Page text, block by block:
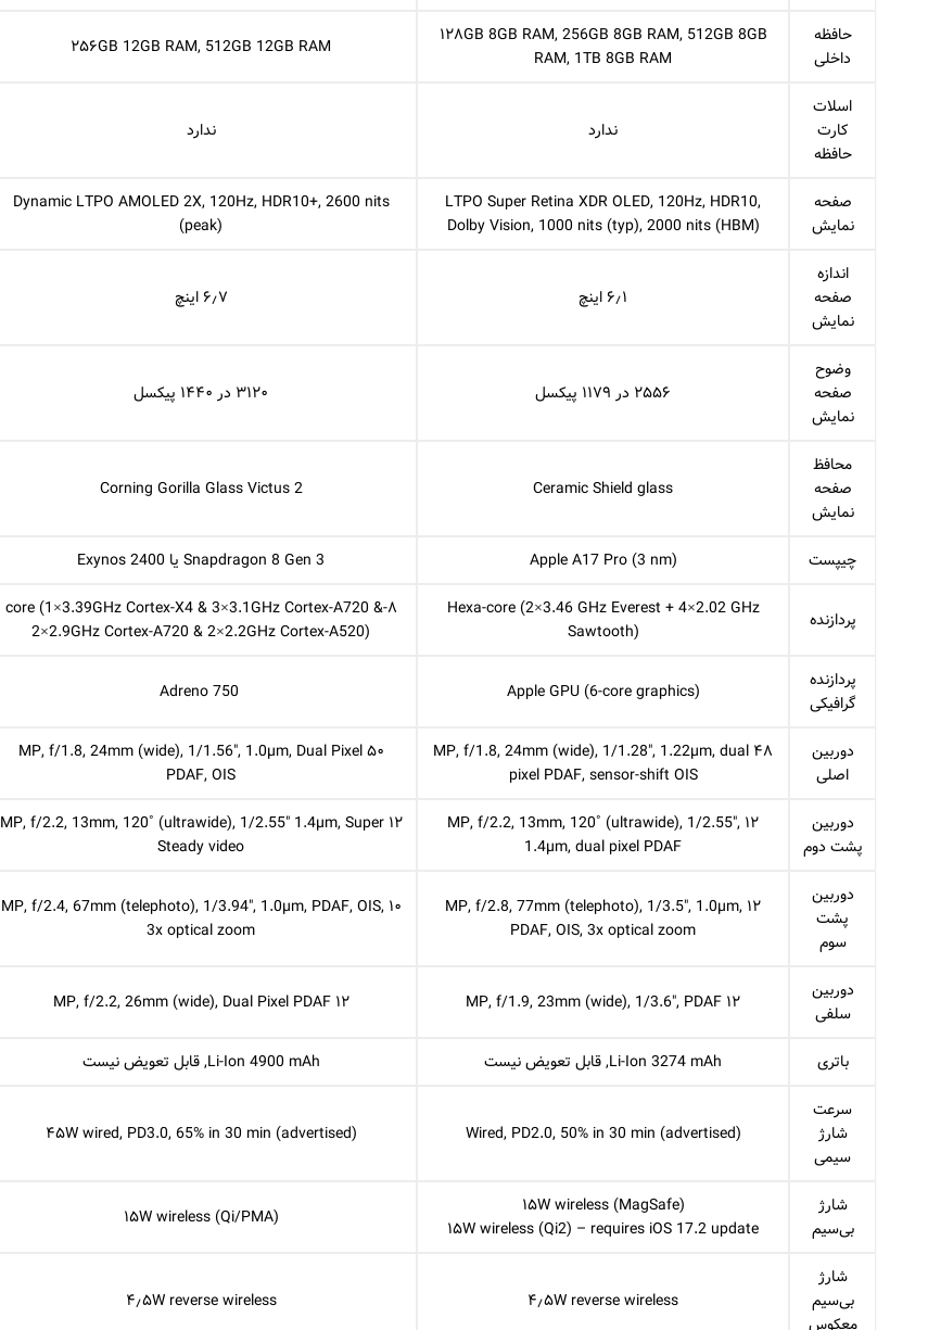
حافظه
داخلی
۱۲۸GB 8GB RAM, 256GB 8GB RAM, 512GB 8GB
RAM, 1TB 8GB RAM
۲۵۶GB 12GB RAM, 512GB 12GB RAM
اسلات
کارت
حافظه
ندارد ندارد
صفحه
نمایش
LTPO Super Retina XDR OLED, 120Hz, HDR10,
Dolby Vision, 1000 nits (typ), 2000 nits (HBM)
Dynamic LTPO AMOLED 2X, 120Hz, HDR10+, 2600 nits
(peak)
اندازه
صفحه
نمایش
۶٫۱ اینچ ۶٫۷ اینچ
وضوح
صفحه
نمایش
۲۵۵۶ در ۱۱۷۹ پیکسل ۳۱۲۰ در ۱۴۴۰ پیکسل
محافظ
صفحه
نمایش
Ceramic Shield glass
Corning Gorilla Glass Victus 2
چیپست Apple A17 Pro (3 nm) Snapdragon 8 Gen 3 یا Exynos 2400
پردازنده
Hexa-core (2×3.46 GHz Everest + 4×2.02 GHz
Sawtooth)
۸-core (1×3.39GHz Cortex-X4 & 3×3.1GHz Cortex-A720 &
2×2.9GHz Cortex-A720 & 2×2.2GHz Cortex-A520)
پردازنده
گرافیکی
Apple GPU (6-core graphics)
دوربین
اصلی
۴۸ MP, f/1.8, 24mm (wide), 1/1.28″, 1.22µm, dual
pixel PDAF, sensor-shift OIS
۵۰ MP, f/1.8, 24mm (wide), 1/1.56″, 1.0µm, Dual Pixel
PDAF, OIS
دوربین
پشت دوم
۱۲ MP, f/2.2, 13mm, 120˚ (ultrawide), 1/2.55″,
1.4µm, dual pixel PDAF
۱۲ MP, f/2.2, 13mm, 120˚ (ultrawide), 1/2.55″ 1.4µm, Super
Steady video
دوربین
پشت
سوم
۱۲ MP, f/2.8, 77mm (telephoto), 1/3.5″, 1.0µm,
PDAF, OIS, 3x optical zoom
۱۰ MP, f/2.4, 67mm (telephoto), 1/3.94″, 1.0µm, PDAF, OIS,
3x optical zoom
دوربین
سلفی
۱۲ MP, f/1.9, 23mm (wide), 1/3.6″, PDAF ۱۲ MP, f/2.2, 26mm (wide), Dual Pixel PDAF
باتری Li-Ion 3274 mAh, قابل تعویض نیست
Li-Ion 4900 mAh, قابل تعویض نیست
سرعت
شارژ
سیمی
Wired, PD2.0, 50% in 30 min (advertised) ۴۵W wired, PD3.0, 65% in 30 min (advertised)
شارژ
بی‌سیم
۱۵W wireless (MagSafe)
۱۵W wireless (Qi2) – requires iOS 17.2 update
۱۵W wireless (Qi/PMA)
شارژ
بی‌سیم
معکوس
۴٫۵W reverse wireless ۴٫۵W reverse wireless